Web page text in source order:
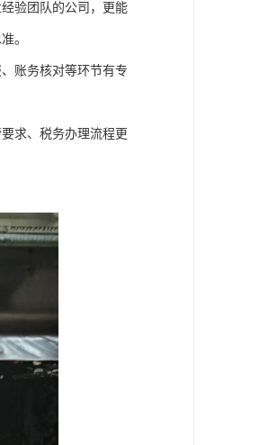
验团队的公司，更能
。
账务核对等环节有专
求、税务办理流程更